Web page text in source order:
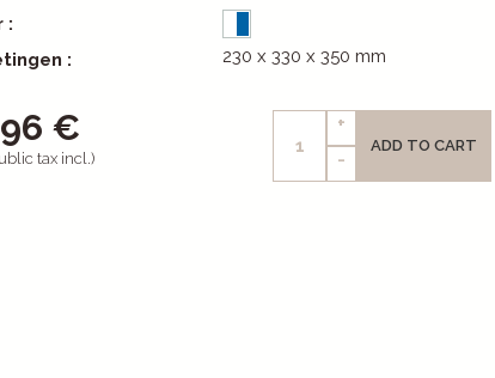
:
:
230 x 330 x 350 mm
€
tax incl.)
+
-
ADD TO CART